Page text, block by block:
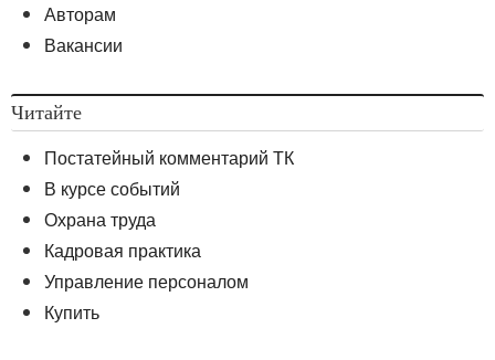
Авторам
Вакансии
Читайте
Постатейный комментарий ТК
В курсе событий
Охрана труда
Кадровая практика
Управление персоналом
Купить